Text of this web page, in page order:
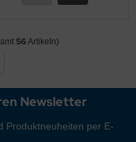
56 Artikeln)
Newsletter
Produktneuheiten per E-